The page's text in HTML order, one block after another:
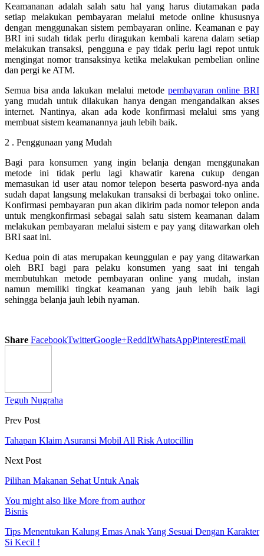
Keamananan adalah salah satu hal yang harus diutamakan pada
setiap melakukan pembayaran melalui metode online khususnya
dengan menggunakan sistem pembayaran online. Keamanan e pay
BRI ini sudah tidak perlu diragukan kembali karena dalam setiap
melakukan transaksi, pengguna e pay tidak perlu lagi repot untuk
mengingat nomor transaksinya ketika melakukan pembelian online
dan pergi ke ATM.
Semua bisa anda lakukan melalui metode pembayaran online BRI
yang mudah untuk dilakukan hanya dengan mengandalkan akses
internet. Nantinya, akan ada kode konfirmasi melalui sms yang
membuat sistem keamanannya jauh lebih baik.
2 . Penggunaan yang Mudah
Bagi para konsumen yang ingin belanja dengan menggunakan
metode ini tidak perlu lagi khawatir karena cukup dengan
memasukan id user atau nomor telepon beserta pasword-nya anda
sudah dapat langsung melakukan transaksi di berbagai toko online.
Konfirmasi pembayaran pun akan dikirim pada nomor telepon anda
untuk mengkonfirmasi sebagai salah satu sistem keamanan dalam
melakukan pembayaran melalui sistem e pay yang ditawarkan oleh
BRI saat ini.
Kedua poin di atas merupakan keunggulan e pay yang ditawarkan
oleh BRI bagi para pelaku konsumen yang saat ini tengah
membutuhkan metode pembayaran online yang mudah, instan
namun memiliki tingkat keamanan yang jauh lebih baik lagi
sehingga belanja jauh lebih nyaman.
Share FacebookTwitterGoogle+ReddItWhatsAppPinterestEmail
Teguh Nugraha
Prev Post
Tahapan Klaim Asuransi Mobil All Risk Autocillin
Next Post
Pilihan Makanan Sehat Untuk Anak
You might also like More from author
Bisnis
Tips Menentukan Kalung Emas Anak Yang Sesuai Dengan Karakter
Si Kecil !